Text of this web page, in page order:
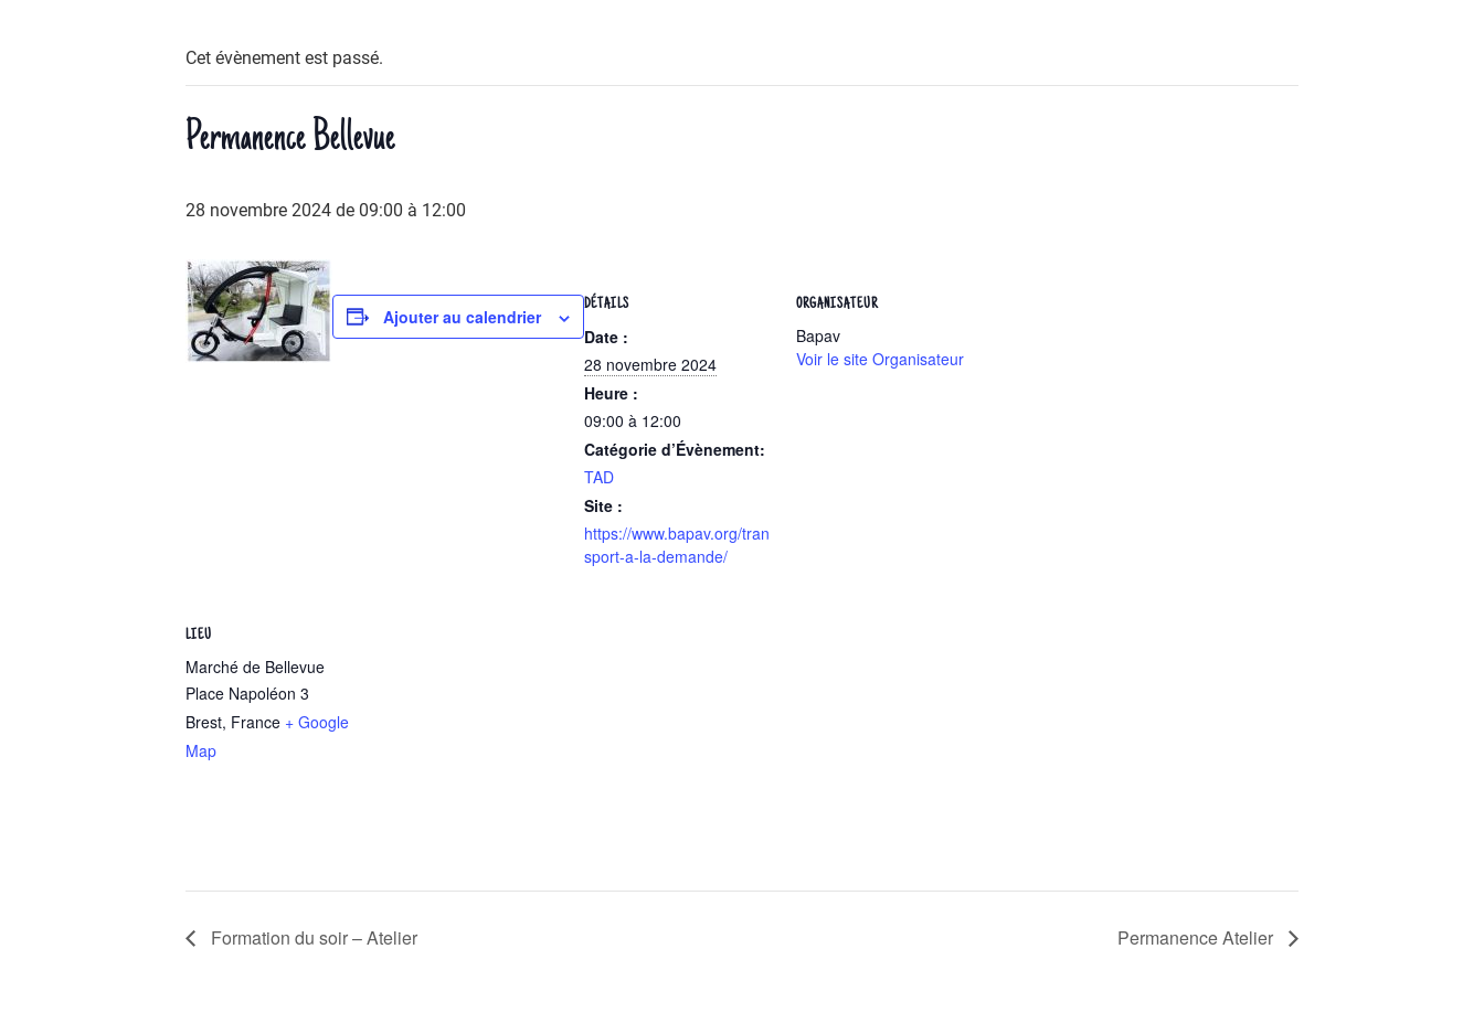
Cet évènement est passé.
Permanence Bellevue
28 novembre 2024 de 09:00 à 12:00
Ajouter au calendrier
DÉTAILS
Date :
28 novembre 2024
Heure :
09:00 à 12:00
Catégorie d’Évènement:
TAD
Site :
https://www.bapav.org/tran
sport-a-la-demande/
ORGANISATEUR
Bapav
Voir le site Organisateur
LIEU
Marché de Bellevue
Place Napoléon 3
Brest, France + Google
Map
Formation du soir – Atelier Permanence Atelier